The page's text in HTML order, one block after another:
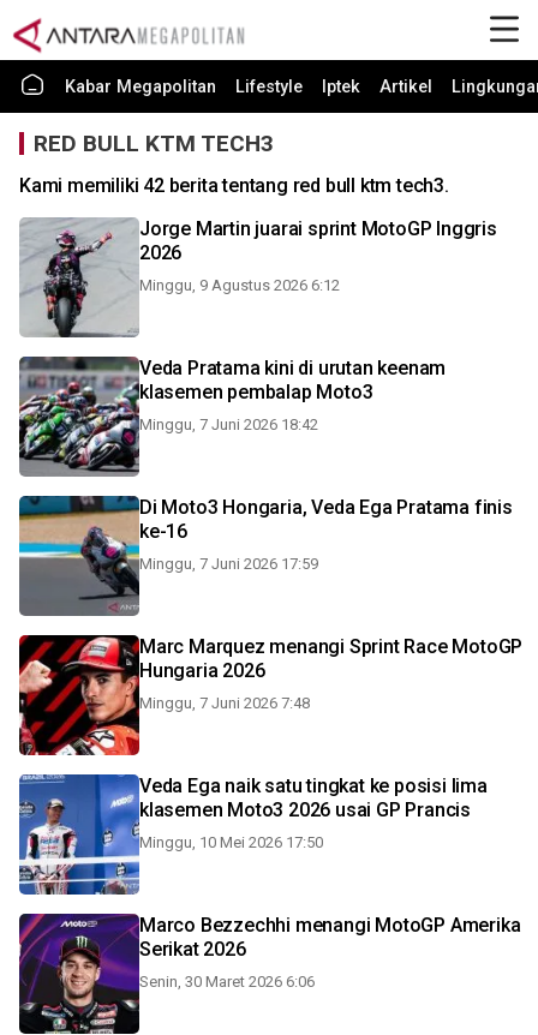
Kabar Megapolitan Lifestyle Iptek Artikel
RED BULL KTM TECH3
Kami memiliki 42 berita tentang red bull ktm tech3.
Jorge Martin juarai sprint MotoGP Inggris
2026
Minggu, 9 Agustus 2026 6:12
Veda Pratama kini di urutan keenam
klasemen pembalap Moto3
Minggu, 7 Juni 2026 18:42
Di Moto3 Hongaria, Veda Ega Pratama finis
ke-16
Minggu, 7 Juni 2026 17:59
Marc Marquez menangi Sprint Race MotoGP
Hungaria 2026
Minggu, 7 Juni 2026 7:48
Veda Ega naik satu tingkat ke posisi lima
klasemen Moto3 2026 usai GP Prancis
Minggu, 10 Mei 2026 17:50
Marco Bezzechhi menangi MotoGP Amerika
Serikat 2026
Senin, 30 Maret 2026 6:06